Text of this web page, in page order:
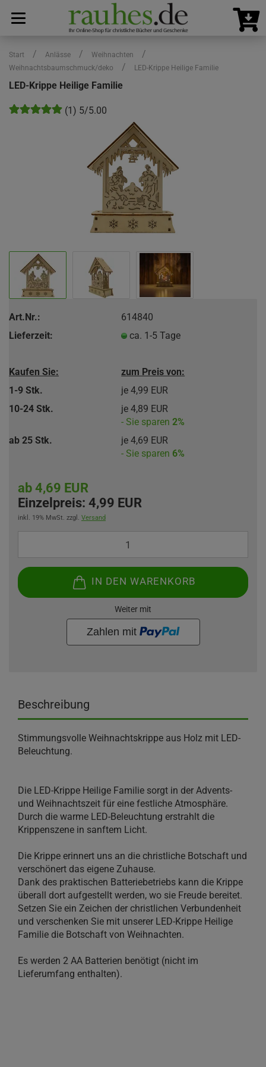
Start / Anlässe / Weihnachten /
Weihnachtsbaumschmuck/deko / LED-Krippe Heilige Familie
LED-Krippe Heilige Familie
(1) 5/5.00
Art.Nr.:
614840
Lieferzeit:
ca. 1-5 Tage
Kaufen Sie:
zum Preis von:
1-9 Stk.
je 4,99 EUR
10-24 Stk.
je 4,89 EUR
- Sie sparen2%
ab 25 Stk.
je 4,69 EUR
- Sie sparen 6%
ab 4,69 EUR
Einzelpreis: 4,99 EUR
inkl. 19% MwSt. zzgl. Versand
IN DEN WARENKORB
Weiter mit
Beschreibung
Stimmungsvolle Weihnachtskrippe aus Holz mit LED-
Beleuchtung.
Die LED-Krippe Heilige Familie sorgt in der Advents-
und Weihnachtszeit für eine festliche Atmosphäre.
Durch die warme LED-Beleuchtung erstrahlt die
Krippenszene in sanftem Licht.
Die Krippe erinnert uns an die christliche Botschaft und
verschönert das eigene Zuhause.
Dank des praktischen Batteriebetriebs kann die Krippe
überall dort aufgestellt werden, wo sie Freude bereitet.
Setzen Sie ein Zeichen der christlichen Verbundenheit
und verschenken Sie mit unserer LED-Krippe Heilige
Familie die Botschaft von Weihnachten.
Es werden 2 AA Batterien benötigt (nicht im
Lieferumfang enthalten).